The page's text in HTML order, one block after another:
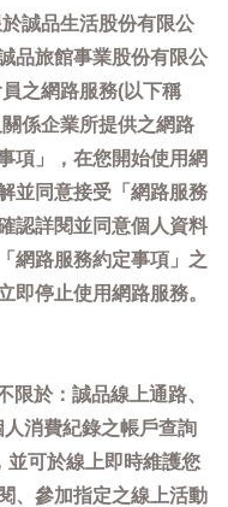
誠品生活股份有限公
品旅館事業股份有限公
之網路服務(以下稱
係企業所提供之網路
項」，在您開始使用網
並同意接受「網路服務
認詳閱並同意個人資料
網路服務約定事項」之
即停止使用網路服務。
限於：誠品線上通路、
消費紀錄之帳戶查詢
並可於線上即時維護您
、參加指定之線上活動